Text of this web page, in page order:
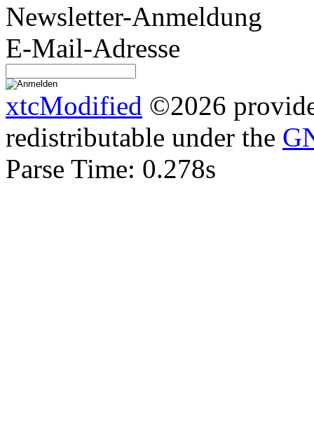
Newsletter-Anmeldung
E-Mail-Adresse
xtcModified ©2026
redistributable under the
Parse Time: 0.278s